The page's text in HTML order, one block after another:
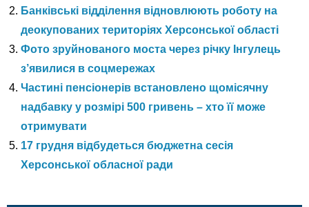
Банківські відділення відновлюють роботу на
деокупованих територіях Херсонської області
Фото зруйнованого моста через річку Інгулець
з’явилися в соцмережах
Частині пенсіонерів встановлено щомісячну
надбавку у розмірі 500 гривень – хто її може
отримувати
17 грудня відбудеться бюджетна сесія
Херсонської обласної ради